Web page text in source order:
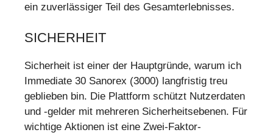
ein zuverlässiger Teil des Gesamterlebnisses.
SICHERHEIT
Sicherheit ist einer der Hauptgründe, warum ich
Immediate 30 Sanorex (3000) langfristig treu
geblieben bin. Die Plattform schützt Nutzerdaten
und -gelder mit mehreren Sicherheitsebenen. Für
wichtige Aktionen ist eine Zwei-Faktor-